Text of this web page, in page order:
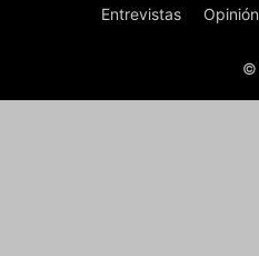
Entrevistas Opinión
©